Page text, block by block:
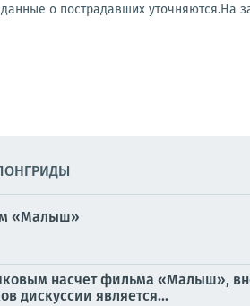
о пострадавших уточняются.На
«Малыш»
насчет фильма «Малыш»,
дискуссии является...